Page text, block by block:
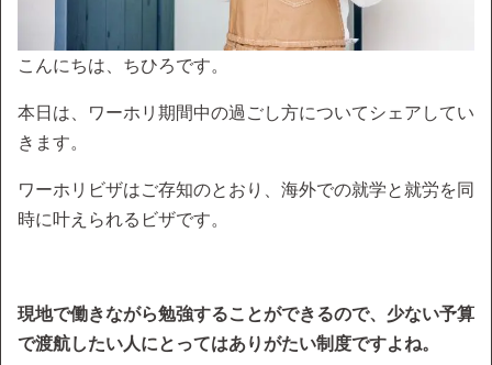
こんにちは、ちひろです。
本日は、ワーホリ期間中の過ごし方についてシェアしてい
きます。
ワーホリビザはご存知のとおり、海外での就学と就労を同
時に叶えられるビザです。
現地で働きながら勉強することができるので、少ない予算
で渡航したい人にとってはありがたい制度ですよね。